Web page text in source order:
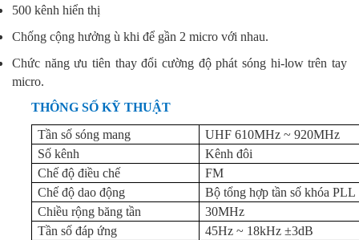
500 kênh hiển thị
Chống cộng hưởng ù khi để gần 2 micro với nhau.
Chức năng ưu tiên thay đổi cường độ phát sóng hi-low trên tay
micro.
THÔNG SỐ KỸ THUẬT
Tần số sóng mang
UHF 610MHz ~ 920MHz
Số kênh
Kênh đôi
Chế độ điều chế
FM
Chế độ dao động
Bộ tổng hợp tần số khóa PLL
Chiều rộng băng tần
30MHz
Tần số đáp ứng
45Hz ~ 18kHz ±3dB